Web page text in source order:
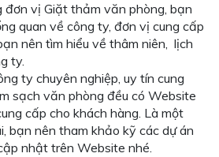
vị Giặt thảm văn phòng, bạn
quan về công ty, đơn vị cung cấp
nên tìm hiểu về thâm niên, lịch
ty.
ty chuyên nghiệp, uy tín cung
sạch văn phòng đều có Website
cấp cho khách hàng. Là một
bạn nên tham khảo kỹ các dự án
nhật trên Website nhé.